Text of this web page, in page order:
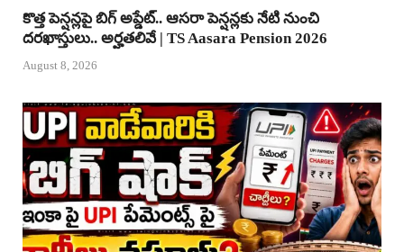
కొత్త పెన్షన్లపై బిగ్ అప్డేట్.. ఆసరా పెన్షన్లకు నేటి నుంచి
దరఖాస్తులు.. అర్హతలివే | TS Aasara Pension 2026
August 8, 2026